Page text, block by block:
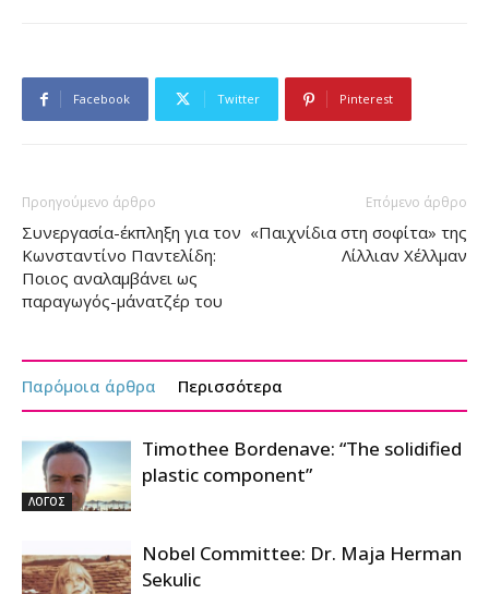
Facebook Twitter Pinterest
Προηγούμενο άρθρο
Συνεργασία-έκπληξη για τον
Κωνσταντίνο Παντελίδη:
Ποιος αναλαμβάνει ως
παραγωγός-μάνατζέρ του
Επόμενο άρθρο
«Παιχνίδια στη σοφίτα» της
Λίλλιαν Χέλλμαν
Παρόμοια άρθρα Περισσότερα
ΛΟΓΟΣ
Timothee Bordenave: “The solidified
plastic component”
Nobel Committee: Dr. Maja Herman
Sekulic